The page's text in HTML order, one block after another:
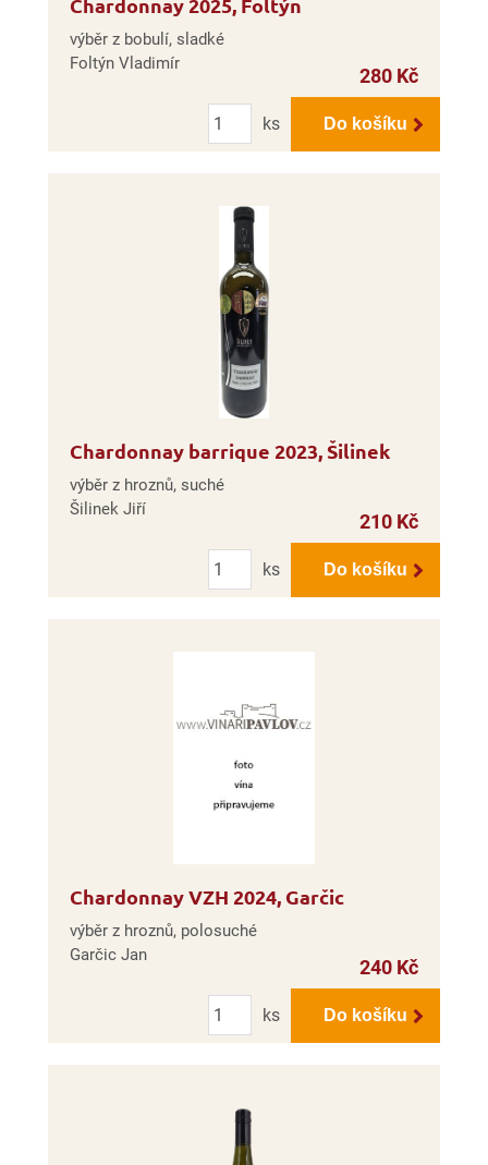
výběr z bobulí, sladké
Foltýn Vladimír
280 Kč
Počet
ks
Do košíku
Chardonnay barrique 2023, Šilinek
výběr z hroznů, suché
Šilinek Jiří
210 Kč
Počet
ks
Do košíku
Chardonnay VZH 2024, Garčic
výběr z hroznů, polosuché
Garčic Jan
240 Kč
Počet
ks
Do košíku